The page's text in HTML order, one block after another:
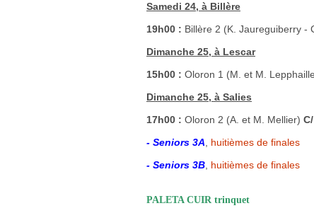
Samedi 24, à Billère
19h00 : Billère 2 (K. Jaureguiberry -
Dimanche 25, à Lescar
15h00 : Oloron 1 (M. et M.
Dimanche 25, à Salies
17h00 : Oloron 2 (A. et M. Mellier) C/
- Seniors 3A
huitièmes de finales
- Seniors 3B huitièmes de finales
PALETA CUIR trinquet